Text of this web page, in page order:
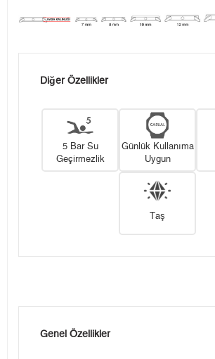
Diğer Özellikler
5 Bar Su
Geçirmezlik
Günlük Kullanıma
Uygun
Taş
Genel Özellikler